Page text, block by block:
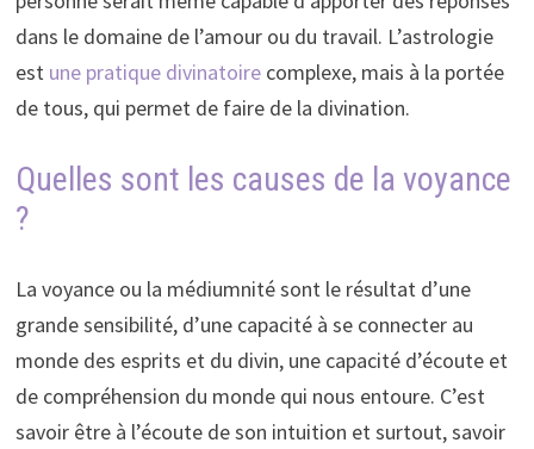
dans le domaine de l’amour ou du travail. L’astrologie
estune pratique divinatoirecomplexe, mais à la portée
de tous, qui permet de faire de la divination.
Quelles sont les causes de la voyance
?
La voyance ou la médiumnité sont le résultat d’une
grande sensibilité, d’une capacité à se connecter au
monde des esprits et du divin, une capacité d’écoute et
de compréhension du monde qui nous entoure. C’est
savoir être à l’écoute de son intuition et surtout, savoir